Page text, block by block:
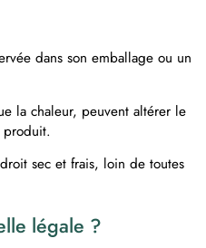
dans son emballage ou un
la chaleur, peuvent altérer le
produit.
sec et frais, loin de toutes
légale ?